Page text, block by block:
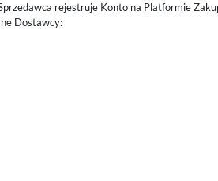
rejestruje Konto na Platformie
Dostawcy: